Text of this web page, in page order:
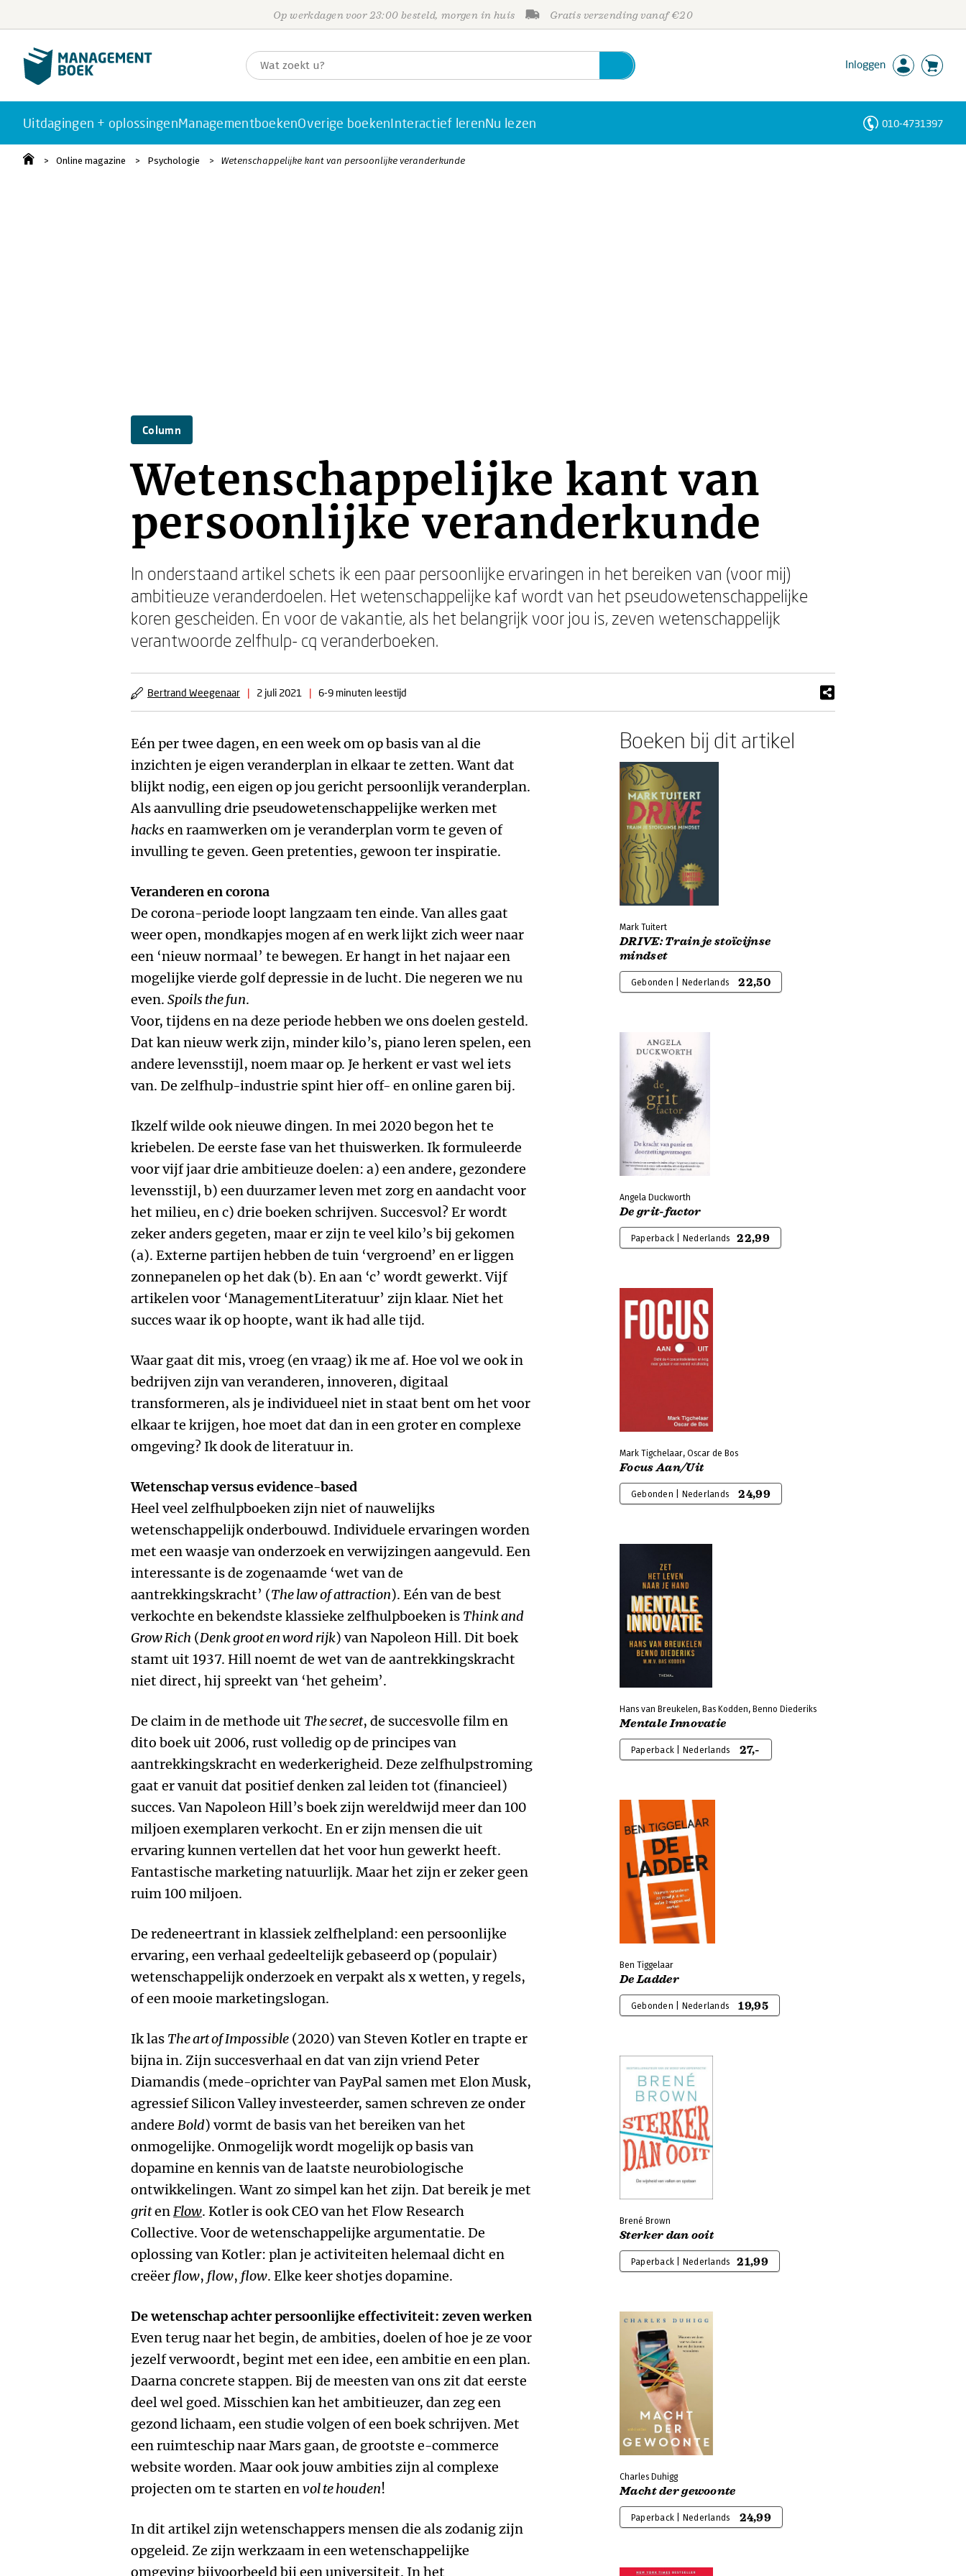
Op werkdagen voor 23:00 besteld, morgen in huis Gratis verzending vanaf €20
Inloggen
Uitdagingen + oplossingenManagementboekenOverige boekenInteractief lerenNu lezen 010-4731397
Online magazine Psychologie Wetenschappelijke kant van persoonlijke veranderkunde
Column
Wetenschappelijke kant van
persoonlijke veranderkunde
In onderstaand artikel schets ik een paar persoonlijke ervaringen in het bereiken van (voor mij)
ambitieuze veranderdoelen. Het wetenschappelijke kaf wordt van het pseudowetenschappelijke
koren gescheiden. En voor de vakantie, als het belangrijk voor jou is, zeven wetenschappelijk
verantwoorde zelfhulp- cq veranderboeken.
Bertrand Weegenaar | 2 juli 2021 | 6-9 minuten leestijd
Eén per twee dagen, en een week om op basis van al die
inzichten je eigen veranderplan in elkaar te zetten. Want dat
blijkt nodig, een eigen op jou gericht persoonlijk veranderplan.
Als aanvulling drie pseudowetenschappelijke werken met
hacks en raamwerken om je veranderplan vorm te geven of
invulling te geven. Geen pretenties, gewoon ter inspiratie.
Veranderen en corona
De corona-periode loopt langzaam ten einde. Van alles gaat
weer open, mondkapjes mogen af en werk lijkt zich weer naar
een ‘nieuw normaal’ te bewegen. Er hangt in het najaar een
mogelijke vierde golf depressie in de lucht. Die negeren we nu
even. Spoils the fun.
Voor, tijdens en na deze periode hebben we ons doelen gesteld.
Dat kan nieuw werk zijn, minder kilo’s, piano leren spelen, een
andere levensstijl, noem maar op. Je herkent er vast wel iets
van. De zelfhulp-industrie spint hier off- en online garen bij.
Ikzelf wilde ook nieuwe dingen. In mei 2020 begon het te
kriebelen. De eerste fase van het thuiswerken. Ik formuleerde
voor vijf jaar drie ambitieuze doelen: a) een andere, gezondere
levensstijl, b) een duurzamer leven met zorg en aandacht voor
het milieu, en c) drie boeken schrijven. Succesvol? Er wordt
zeker anders gegeten, maar er zijn te veel kilo’s bij gekomen
(a). Externe partijen hebben de tuin ‘vergroend’ en er liggen
zonnepanelen op het dak (b). En aan ‘c’ wordt gewerkt. Vijf
artikelen voor ‘ManagementLiteratuur’ zijn klaar. Niet het
succes waar ik op hoopte, want ik had alle tijd.
Waar gaat dit mis, vroeg (en vraag) ik me af. Hoe vol we ook in
bedrijven zijn van veranderen, innoveren, digitaal
transformeren, als je individueel niet in staat bent om het voor
elkaar te krijgen, hoe moet dat dan in een groter en complexe
omgeving? Ik dook de literatuur in.
Wetenschap versus evidence-based
Heel veel zelfhulpboeken zijn niet of nauwelijks
wetenschappelijk onderbouwd. Individuele ervaringen worden
met een waasje van onderzoek en verwijzingen aangevuld. Een
interessante is de zogenaamde ‘wet van de
aantrekkingskracht’ (The law of attraction). Eén van de best
verkochte en bekendste klassieke zelfhulpboeken is Think and
Grow Rich (Denk groot en word rijk) van Napoleon Hill. Dit boek
stamt uit 1937. Hill noemt de wet van de aantrekkingskracht
niet direct, hij spreekt van ‘het geheim’.
De claim in de methode uit The secret, de succesvolle film en
dito boek uit 2006, rust volledig op de principes van
aantrekkingskracht en wederkerigheid. Deze zelfhulpstroming
gaat er vanuit dat positief denken zal leiden tot (financieel)
succes. Van Napoleon Hill’s boek zijn wereldwijd meer dan 100
miljoen exemplaren verkocht. En er zijn mensen die uit
ervaring kunnen vertellen dat het voor hun gewerkt heeft.
Fantastische marketing natuurlijk. Maar het zijn er zeker geen
ruim 100 miljoen.
De redeneertrant in klassiek zelfhelpland: een persoonlijke
ervaring, een verhaal gedeeltelijk gebaseerd op (populair)
wetenschappelijk onderzoek en verpakt als x wetten, y regels,
of een mooie marketingslogan.
Ik las The art of Impossible (2020) van Steven Kotler en trapte er
bijna in. Zijn succesverhaal en dat van zijn vriend Peter
Diamandis (mede-oprichter van PayPal samen met Elon Musk,
agressief Silicon Valley investeerder, samen schreven ze onder
andere Bold) vormt de basis van het bereiken van het
onmogelijke. Onmogelijk wordt mogelijk op basis van
dopamine en kennis van de laatste neurobiologische
ontwikkelingen. Want zo simpel kan het zijn. Dat bereik je met
gritenFlow. Kotler is ook CEO van het Flow Research
Collective. Voor de wetenschappelijke argumentatie. De
oplossing van Kotler: plan je activiteiten helemaal dicht en
creëer flow, flow, flow. Elke keer shotjes dopamine.
De wetenschap achter persoonlijke effectiviteit: zeven werken
Even terug naar het begin, de ambities, doelen of hoe je ze voor
jezelf verwoordt, begint met een idee, een ambitie en een plan.
Daarna concrete stappen. Bij de meesten van ons zit dat eerste
deel wel goed. Misschien kan het ambitieuzer, dan zeg een
gezond lichaam, een studie volgen of een boek schrijven. Met
een ruimteschip naar Mars gaan, de grootste e-commerce
website worden. Maar ook jouw ambities zijn al complexe
projecten om te starten envol te houden!
In dit artikel zijn wetenschappers mensen die als zodanig zijn
opgeleid. Ze zijn werkzaam in een wetenschappelijke
omgeving bijvoorbeeld bij een universiteit. In het
Boeken bij dit artikel
Mark Tuitert
DRIVE: Train je stoïcijnse
mindset
Gebonden | Nederlands 22,50
Angela Duckworth
De grit-factor
Paperback | Nederlands 22,99
Mark Tigchelaar, Oscar de Bos
Focus Aan/Uit
Gebonden | Nederlands 24,99
Hans van Breukelen, Bas Kodden, Benno Diederiks
Mentale Innovatie
Paperback | Nederlands 27,-
Ben Tiggelaar
De Ladder
Gebonden | Nederlands 19,95
Brené Brown
Sterker dan ooit
Paperback | Nederlands 21,99
Charles Duhigg
Macht der gewoonte
Paperback | Nederlands 24,99
Personen